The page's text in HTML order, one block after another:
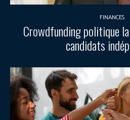
FINANCES
Crowdfunding politique
candidats